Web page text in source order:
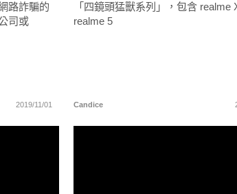
路詐騙的
司或
2019/11/01
「四鏡頭猛獸系列」，包含 realme
realme 5
Candice